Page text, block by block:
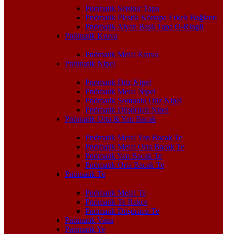
Pnömatik Setskur Tapa
Pnömatik Plastik Körtapa Erkek Bağlantı
Pnömatik Alyan Başlı Tapa O-Ringli
Pnömatik Kruva
Pnömatik Metal Kruva
Pnömatik Nipel
Pnömatik Düz Nipel
Pnömatik Metal Nipel
Pnömatik Somunlu Düz Nipel
Pnömatik Düşürücü Nipel
Pnömatik Orta & Yan Bacak
Pnömatik Metal Yan Bacak Te
Pnömatik Metal Orta Bacak Te
Pnömatik Yan Bacak Te
Pnömatik Orta Bacak Te
Pnömatik Te
Pnömatik Metal Te
Pnömatik Te Rakor
Pnömatik Düşürücü Te
Pnömatik Vana
Pnömatik Ye